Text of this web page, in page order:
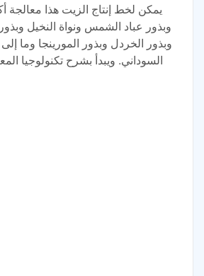
وبذور عباد الشمس ونواة النخيل
وبذور الخردل وبذور المورينجا وما
السوداني. ويبدأ بشرح تكنولوجيا